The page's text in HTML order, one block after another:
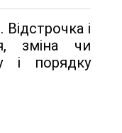
і
зміна чи
і порядку